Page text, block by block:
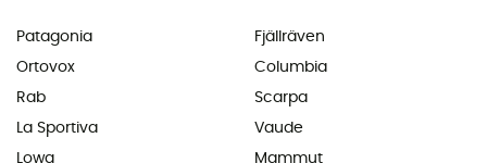
Patagonia
Ortovox
Rab
La Sportiva
Lowa
Fjällräven
Columbia
Scarpa
Vaude
Mammut